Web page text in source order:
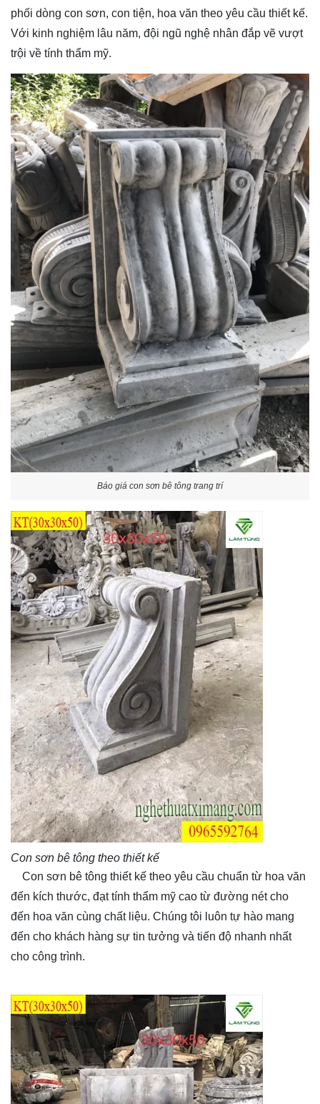
phối dòng con sơn, con tiện, hoa văn theo yêu cầu thiết kế.
Với kinh nghiệm lâu năm, đội ngũ nghệ nhân đắp vẽ vượt
trội về tính thẩm mỹ.
Báo giá con sơn bê tông trang trí
Con sơn bê tông theo thiết kế
Con sơn bê tông thiết kế theo yêu cầu chuẩn từ hoa văn
đến kích thước, đạt tính thẩm mỹ cao từ đường nét cho
đến hoa văn cùng chất liệu. Chúng tôi luôn tự hào mang
đến cho khách hàng sự tin tưởng và tiến độ nhanh nhất
cho công trình.